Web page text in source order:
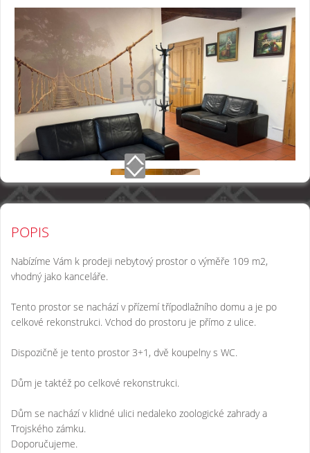
POPIS
Nabízíme Vám k prodeji nebytový prostor o výměře 109 m2,
vhodný jako kanceláře.
Tento prostor se nachází v přízemí třípodlažního domu a je po
celkové rekonstrukci. Vchod do prostoru je přímo z ulice.
Dispozičně je tento prostor 3+1, dvě koupelny s WC.
Dům je taktéž po celkové rekonstrukci.
Dům se nachází v klidné ulici nedaleko zoologické zahrady a
Trojského zámku.
Doporučujeme.